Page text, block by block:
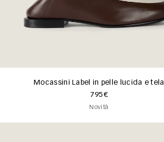
Mocassini Label in pelle lucida e tela
795€
Novità